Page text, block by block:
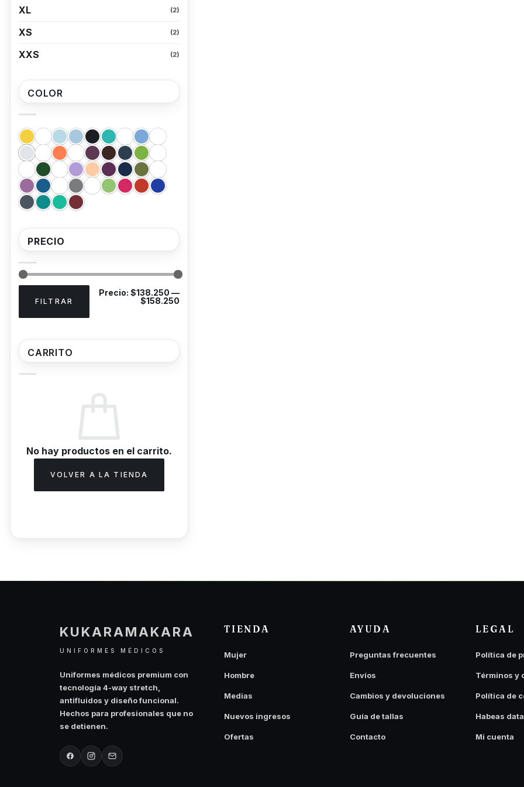
XL (2)
XS (2)
XXS (2)
COLOR
PRECIO
Precio
Precio
FILTRAR
Precio: $138.250 —
$158.250
CARRITO
No hay productos en el carrito.
VOLVER A LA TIENDA
KUKARAMAKARA
UNIFORMES MÉDICOS
Uniformes médicos premium con
tecnología 4-way stretch,
antifluidos y diseño funcional.
Hechos para profesionales que no
se detienen.
TIENDA
Mujer
Hombre
Medias
Nuevos ingresos
Ofertas
AYUDA
Preguntas frecuentes
Envíos
Cambios y devoluciones
Guía de tallas
Contacto
LEGAL
Política de
Términos y
Política de
Habeas data
Mi cuenta